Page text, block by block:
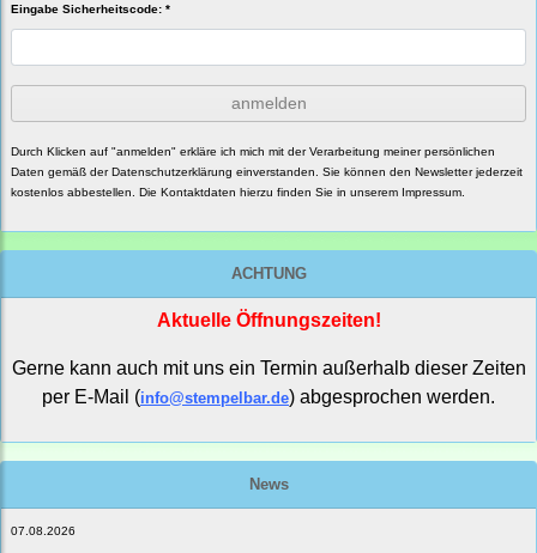
Eingabe Sicherheitscode: *
anmelden
Durch Klicken auf "anmelden" erkläre ich mich mit der Verarbeitung meiner persönlichen
Daten gemäß derDatenschutzerklärung einverstanden. Sie können den Newsletter jederzeit
kostenlos abbestellen. Die Kontaktdaten hierzu finden Sie in unserem Impressum.
ACHTUNG
Aktuelle Öffnungszeiten!
Gerne kann auch mit uns ein Termin außerhalb dieser Zeiten
per E-Mail (info@stempelbar.de) abgesprochen werden.
News
07.08.2026